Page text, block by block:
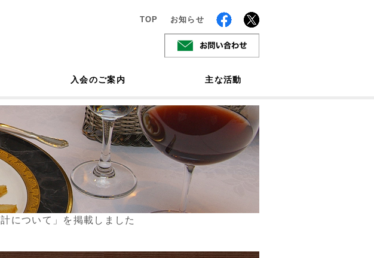
TOP お知らせ
入会のご案内 主な活動
について」を掲載しました